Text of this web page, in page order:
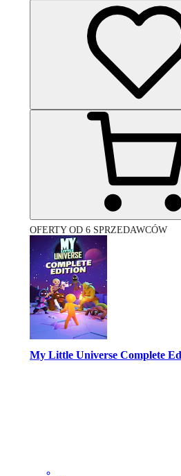
OFERTY OD 6 SPRZEDAWCÓW
My Little Universe Complete